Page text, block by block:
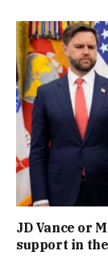
JD Vance or
support in